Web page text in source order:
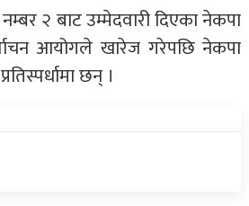
२ बाट उम्मेदवारी दिएका नेकपा
आयोगले खारेज गरेपछि नेकपा
छन् ।